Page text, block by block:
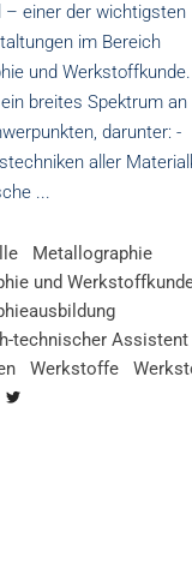
– einer der wichtigsten
im Bereich
und
breites Spektrum an
darunter: -
aller
Metallographie
und
technischer Assistent
Werkstoffe